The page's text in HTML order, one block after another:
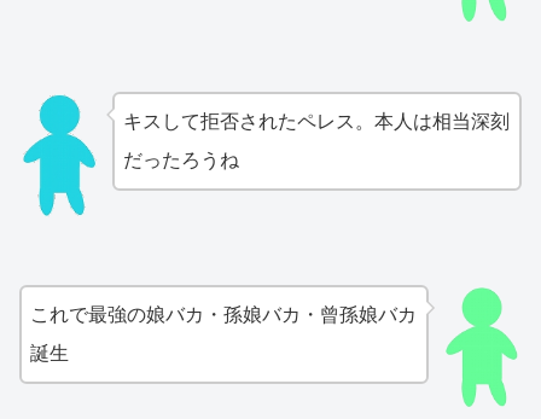
キスして拒否されたペレス。本人は相当深刻
だったろうね
これで最強の娘バカ・孫娘バカ・曾孫娘バカ
誕生